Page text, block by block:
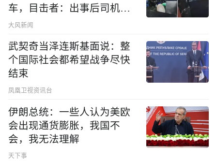
车，目击者：出事后司机一
直坐车里
大风新闻
武契奇当泽连斯基面说：整
个国际社会都希望战争尽快
结束
凤凰卫视资讯台
伊朗总统：一些人认为美欧
会出现通货膨胀，我国不
会，我无法理解
天下事